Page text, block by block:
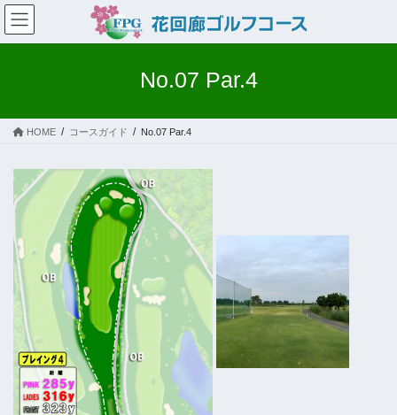
コ
ン
テ
ス
ナ
ビ
ゲ
ン
No.07 Par.4
HOME コースガイド No.07 Par.4